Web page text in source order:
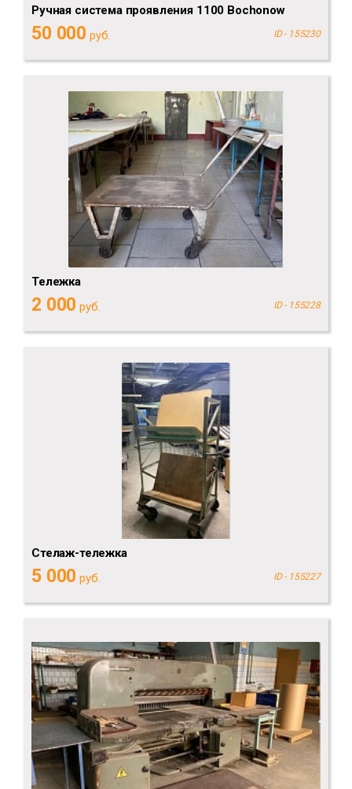
Ручная система проявления 1100 Bochonow
50 000 руб. ID - 155230
Тележка
2 000 руб. ID - 155228
Стелаж-тележка
5 000 руб. ID - 155227